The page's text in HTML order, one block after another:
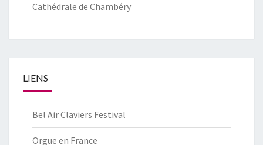
Cathédrale de Chambéry
LIENS
Bel Air Claviers Festival
Orgue en France